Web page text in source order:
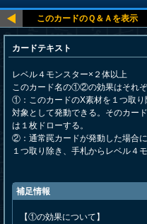
カードテキスト
レベル４モンスター×２体以上
このカード名の①②の効果はそれぞ
①：このカードのX素材を１つ取
対象として発動できる。そのカー
は１枚ドローする。
②：通常罠カードが発動した場合
１つ取り除き、手札からレベル４
補足情報
【①の効果について】